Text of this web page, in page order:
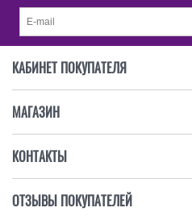
КАБИНЕТ ПОКУПАТЕЛЯ
МАГАЗИН
КОНТАКТЫ
ОТЗЫВЫ ПОКУПАТЕЛЕЙ